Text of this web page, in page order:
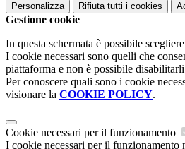
Personalizza Rifiuta tutti i cookies
Gestione cookie
In questa schermata è possibile
I cookie necessari sono quelli che
piattaforma e non è possibile
Per conoscere quali sono i cookie
visionare la COOKIE POLICY.
Cookie necessari per il funzionamento
I cookie necessari per il funzionamento